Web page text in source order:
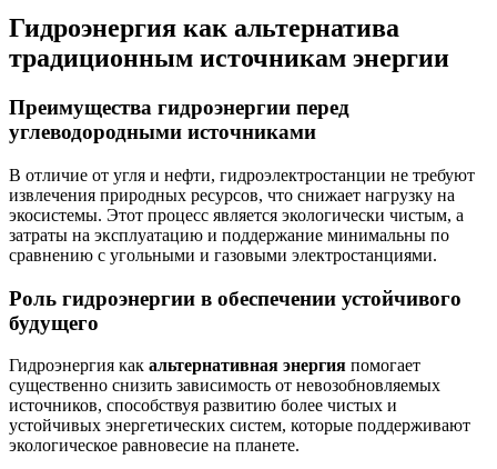
Гидроэнергия как альтернатива
традиционным источникам энергии
Преимущества гидроэнергии перед
углеводородными источниками
В отличие от угля и нефти, гидроэлектростанции не требуют
извлечения природных ресурсов, что снижает нагрузку на
экосистемы. Этот процесс является экологически чистым, а
затраты на эксплуатацию и поддержание минимальны по
сравнению с угольными и газовыми электростанциями.
Роль гидроэнергии в обеспечении устойчивого
будущего
Гидроэнергия как альтернативная энергия помогает
существенно снизить зависимость от невозобновляемых
источников, способствуя развитию более чистых и
устойчивых энергетических систем, которые поддерживают
экологическое равновесие на планете.